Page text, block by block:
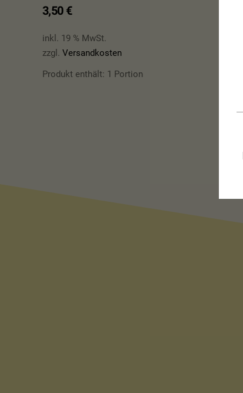
3,50 €
inkl. 19 % MwSt.
zzgl. Versandkosten
Produkt enthält: 1 Portion